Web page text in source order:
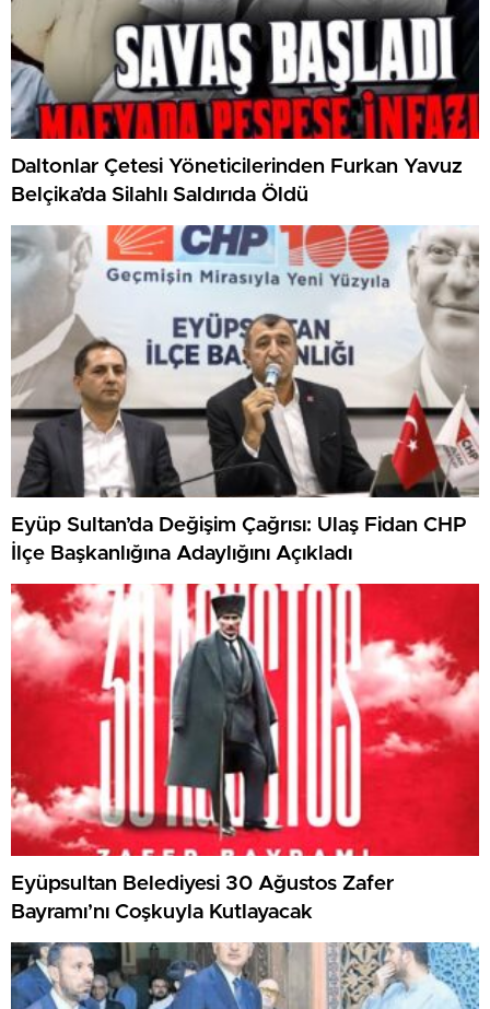
Daltonlar Çetesi Yöneticilerinden Furkan Yavuz
Belçika’da Silahlı Saldırıda Öldü
Eyüp Sultan’da Değişim Çağrısı: Ulaş Fidan CHP
İlçe Başkanlığına Adaylığını Açıkladı
Eyüpsultan Belediyesi 30 Ağustos Zafer
Bayramı’nı Coşkuyla Kutlayacak